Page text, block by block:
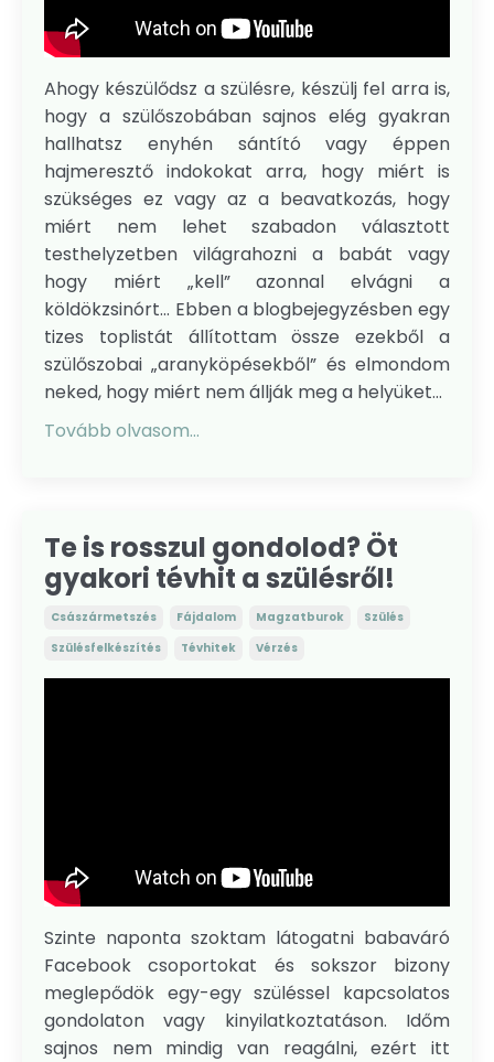
Ahogy készülődsz a szülésre, készülj fel arra is,
hogy a szülőszobában sajnos elég gyakran
hallhatsz enyhén sántító vagy éppen
hajmeresztő indokokat arra, hogy miért is
szükséges ez vagy az a beavatkozás, hogy
miért nem lehet szabadon választott
testhelyzetben világrahozni a babát vagy
hogy miért „kell” azonnal elvágni a
köldökzsinórt... Ebben a blogbejegyzésben egy
tizes toplistát állítottam össze ezekből a
szülőszobai „aranyköpésekből” és elmondom
neked, hogy miért nem állják meg a helyüket...
Tovább olvasom...
Te is rosszul gondolod? Öt
gyakori tévhit a szülésről!
Császármetszés Fájdalom Magzatburok
Szülés
Szülésfelkészítés
Tévhitek Vérzés
Szinte naponta szoktam látogatni babaváró
Facebook csoportokat és sokszor bizony
meglepődök egy-egy szüléssel kapcsolatos
gondolaton vagy kinyilatkoztatáson. Időm
sajnos nem mindig van reagálni, ezért itt